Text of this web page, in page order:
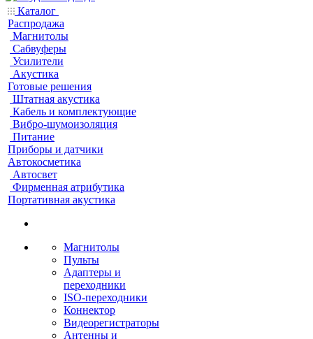
Каталог
Распродажа
Магнитолы
Сабвуферы
Усилители
Акустика
Готовые решения
Штатная акустика
Кабель и комплектующие
Вибро-шумоизоляция
Питание
Приборы и датчики
Автокосметика
Автосвет
Фирменная атрибутика
Портативная акустика
Магнитолы
Пульты
Адаптеры и
переходники
ISO-переходники
Коннектор
Видеорегистраторы
Антенны и